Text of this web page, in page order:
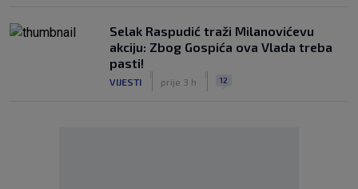
Selak Raspudić traži Milanovićevu
akciju: Zbog Gospića ova Vlada treba
pasti!
VIJESTI prije 3 h 12